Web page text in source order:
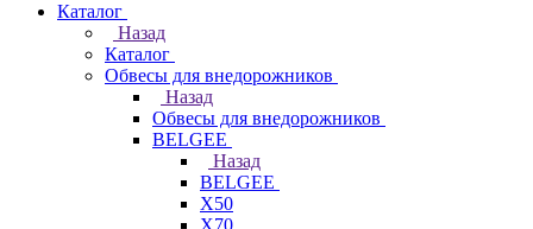
Каталог
Назад
Каталог
Обвесы для внедорожников
Назад
Обвесы для внедорожников
BELGEE
Назад
BELGEE
X50
X70